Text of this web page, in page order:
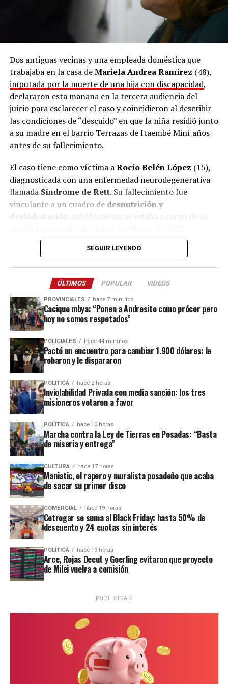
Dos antiguas vecinas y una empleada doméstica que
trabajaba en la casa deMariela Andrea Ramírez (48),
imputada por la muerte de una hija con discapacidad,
declararon esta mañana en la tercera audiencia del
juicio para esclarecer el caso y coincidieron al describir
las condiciones de “descuido” en que la niña residió junto
a su madre en el barrio Terrazas de Itaembé Miní años
antes de su fallecimiento.
El caso tiene como víctima aRocío Belén López (15),
diagnosticada con una enfermedad neurodegenerativa
llamada Síndrome de Rett. Su fallecimiento fue
vinculante a un cuadro de desnutrición y
deshidratación
sufrido mientras estaba a cargo de su
La mayor parte de su vida la niña vivió al cuidado de sus
2007 aproximadamente, compartió hogar con su madre
en el barrio Terrazas y ese período fue lo que las partes
intentaron reconstruir en la jornada de hoy con los
testigos citados.
Ramírez llegó a este juicio imputada por
persona doblemente agravado por el vínculo y
resultado”,aunque el fiscalVladimir Glinka
primera audiencia pidió ampliar la acusación a
“homicidio calificado por el vínculo en su
modalidad de omisión al final del proceso”, al
considerar que la mujer pudo haber dejado de alimentar
a su hija en forma deliberada.
“Una nena encerrada que llora”
Los testigos de hoy fueron de menor a mayor en grado
de cercanía con la niña. Primero declaróHilda Margot
, quien residía en una de las viviendas
contiguas a la casa donde Ramírez vivía junto a su
SEGUIR LEYENDO
ÚLTIMOS POPULAR VIDEOS
PROVINCIALES hace 7 minutos
Cacique mbya: “Ponen a Andresito como prócer pero
hoy no somos respetados”
POLICIALES hace 44 minutos
Pactó un encuentro para cambiar 1.900 dólares: le
robaron y le dispararon
POLÍTICA hace 2 horas
Inviolabilidad Privada con media sanción: los tres
misioneros votaron a favor
POLÍTICA hace 16 horas
Marcha contra la Ley de Tierras en Posadas: “Basta
de miseria y entrega”
CULTURA hace 17 horas
Maniatic, el rapero y muralista posadeño que acaba
de sacar su primer disco
COMERCIAL hace 19 horas
Cetrogar se suma al Black Friday: hasta 50% de
descuento y 24 cuotas sin interés
POLÍTICA hace 19 horas
Arce, Rojas Decut y Goerling evitaron que proyecto
de Milei vuelva a comisión
PUBLICIDAD